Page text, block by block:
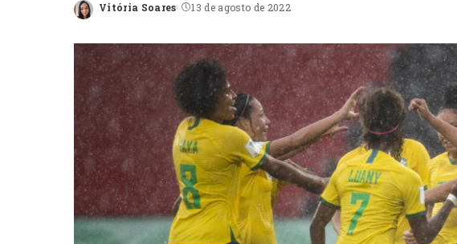
Posted
Vitória Soares 13 de agosto de 2022